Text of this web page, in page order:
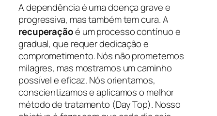
A dependência é uma doença grave e
progressiva, mas também tem cura. A
recuperaçãoé um processo contínuo e
gradual, que requer dedicação e
comprometimento. Nós não prometemos
milagres, mas mostramos um caminho
possível e eficaz. Nós orientamos,
conscientizamos e aplicamos o melhor
método de tratamento (Day Top). Nosso